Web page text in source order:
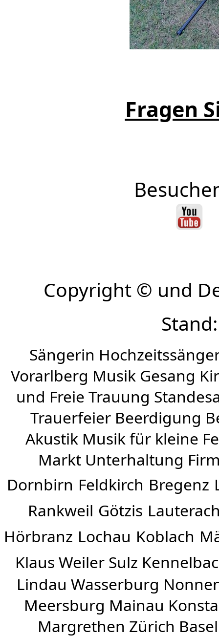
Fragen
Copyright © und
Sängerin
Vorarlberg Musik Gesang
und Freie Trauung
Trauerfeier Beerdigung
Akustik Musik für kleine
Markt Unterhaltung
Dornbirn Feldkirch Bregenz
Rankweil Götzis
Hörbranz Lochau Koblach
Klaus Weiler Sulz
Lindau Wasserburg
Meersburg Mainau
Margrethen Zürich